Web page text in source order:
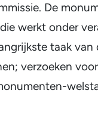
De
werkt onder
taak
verzoeken